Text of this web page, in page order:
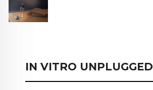
IN VITRO UNPLUGGED